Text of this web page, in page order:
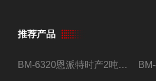
推荐产品
BM-6320恩派特时产2吨合金钢屑压饼机